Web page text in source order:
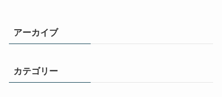
アーカイブ
カテゴリー